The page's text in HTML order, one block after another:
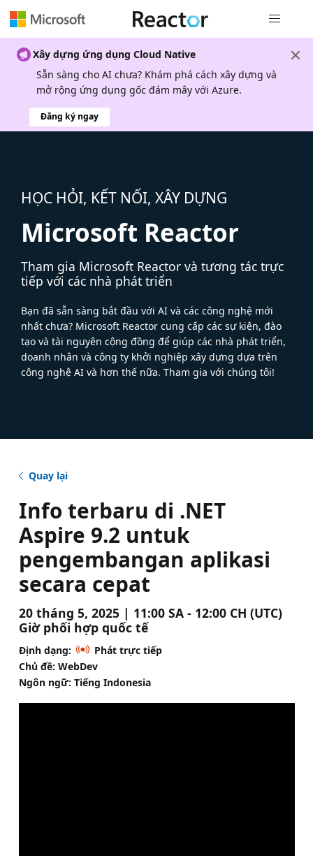
Xây dựng ứng dụng Cloud Native
Sẵn sàng cho AI chưa? Khám phá cách xây dựng và
mở rộng ứng dụng gốc đám mây với Azure.
Đăng ký ngay
HỌC HỎI, KẾT NỐI, XÂY DỰNG
Microsoft Reactor
Tham gia Microsoft Reactor và tương tác trực
tiếp với các nhà phát triển
Bạn đã sẵn sàng bắt đầu với AI và các công nghệ mới
nhất chưa? Microsoft Reactor cung cấp các sự kiện, đào
tạo và tài nguyên cộng đồng để giúp các nhà phát triển,
doanh nhân và công ty khởi nghiệp xây dựng dựa trên
công nghệ AI và hơn thế nữa. Tham gia với chúng tôi!
Quay lại
Info terbaru di .NET
Aspire 9.2 untuk
pengembangan aplikasi
secara cepat
20 tháng 5, 2025 | 11:00 SA - 12:00 CH (UTC)
Giờ phối hợp quốc tế
Định dạng:
Phát trực tiếp
Chủ đề: WebDev
Ngôn ngữ: Tiếng Indonesia